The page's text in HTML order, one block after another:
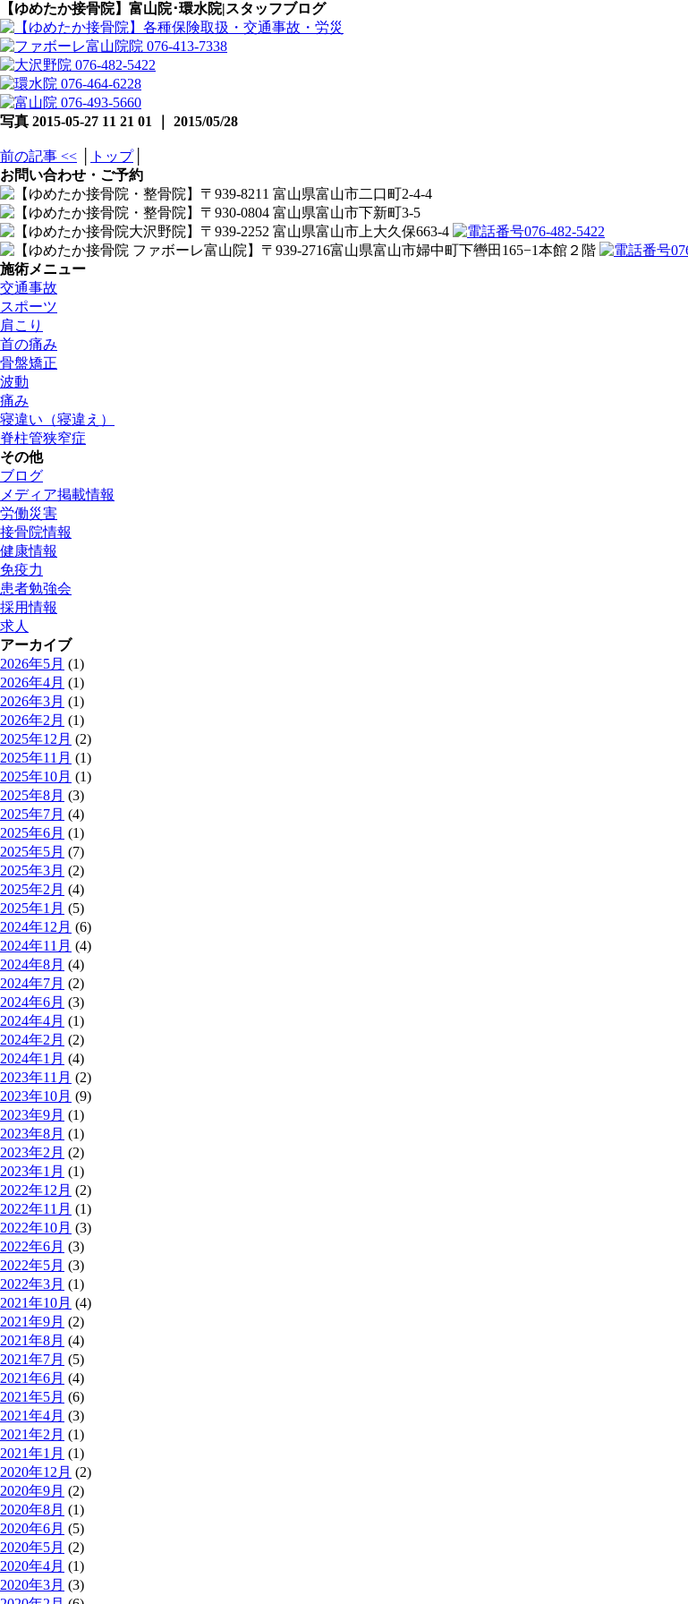
【ゆめたか接骨院】富山院･環水院|スタッフブログ
写真 2015-05-27 11 21 01 ｜ 2015/05/28
前の記事 << トップ│
お問い合わせ・ご予約
施術メニュー
交通事故
スポーツ
肩こり
首の痛み
骨盤矯正
波動
痛み
寝違い（寝違え）
脊柱管狭窄症
その他
ブログ
メディア掲載情報
労働災害
接骨院情報
健康情報
免疫力
患者勉強会
採用情報
求人
アーカイブ
2026年5月 (1)
2026年4月 (1)
2026年3月 (1)
2026年2月 (1)
2025年12月 (2)
2025年11月 (1)
2025年10月 (1)
2025年8月 (3)
2025年7月 (4)
2025年6月 (1)
2025年5月 (7)
2025年3月 (2)
2025年2月 (4)
2025年1月 (5)
2024年12月 (6)
2024年11月 (4)
2024年8月 (4)
2024年7月 (2)
2024年6月 (3)
2024年4月 (1)
2024年2月 (2)
2024年1月 (4)
2023年11月 (2)
2023年10月 (9)
2023年9月 (1)
2023年8月 (1)
2023年2月 (2)
2023年1月 (1)
2022年12月 (2)
2022年11月 (1)
2022年10月 (3)
2022年6月 (3)
2022年5月 (3)
2022年3月 (1)
2021年10月 (4)
2021年9月 (2)
2021年8月 (4)
2021年7月 (5)
2021年6月 (4)
2021年5月 (6)
2021年4月 (3)
2021年2月 (1)
2021年1月 (1)
2020年12月 (2)
2020年9月 (2)
2020年8月 (1)
2020年6月 (5)
2020年5月 (2)
2020年4月 (1)
2020年3月 (3)